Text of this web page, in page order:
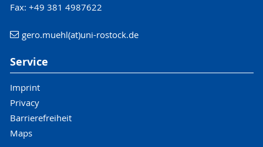
Fax: +49 381 4987622
gero.muehl(at)uni-rostock.de
Service
Imprint
Privacy
Barrierefreiheit
Maps